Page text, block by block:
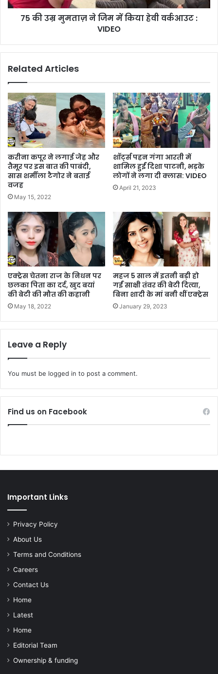
75 की उम्र मुमताज़ ने जिम में किया हेवी वर्कआउट :
VIDEO
Related Articles
करीना कपूर ने लगाई जेह और
तैमूर पर इस बात की पाबंदी,
सास शर्मीला टैगोर ने बताई
वजह
May 15, 2022
शॉर्ट्स पहन गंगा आरती में
शामिल हुईं दिशा पाटनी, भड़के
लोगों ने लगा दी क्लास: VIDEO
April 21, 2023
एक्ट्रेस चेतना राज के निधन पर
छलका पिता का दर्द, खुद बयां
की बेटी की मौत की कहानी
May 18, 2022
महज 5 साल में इतनी बड़ी हो
गईं साक्षी तंवर की बेटी दित्या,
बिना शादी के मां बनी थीं एक्ट्रेस
January 29, 2023
Leave a Reply
You must be logged in to post a comment.
Find us on Facebook
Important Links
Privacy Policy
About Us
Terms and Conditions
Careers
Contact Us
Home
Latest
Home
Editorial Team
Ownership & funding